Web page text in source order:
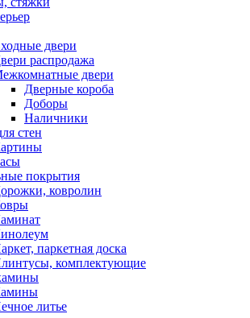
двери
распродажа
двери
Дверные короба
Доборы
Наличники
стен
покрытия
ковролин
паркетная доска
комплектующие
литье